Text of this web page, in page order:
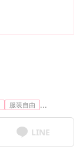
服装自由 ...
LINE